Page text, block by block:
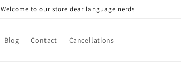
Welcome to our store dear language nerds
Blog Contact Cancellations